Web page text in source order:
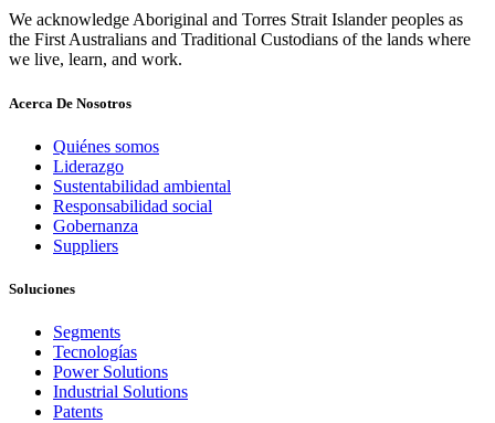
We acknowledge Aboriginal and Torres Strait Islander peoples as
the First Australians and Traditional Custodians of the lands where
we live, learn, and work.
Acerca De Nosotros
Quiénes somos
Liderazgo
Sustentabilidad ambiental
Responsabilidad social
Gobernanza
Suppliers
Soluciones
Segments
Tecnologías
Power Solutions
Industrial Solutions
Patents